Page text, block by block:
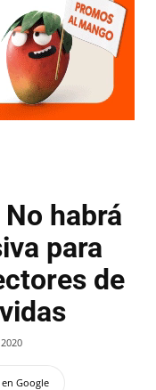
habrá
para
de
Google